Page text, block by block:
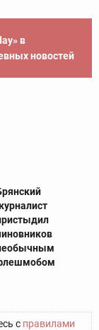
в
новостей
с правилами